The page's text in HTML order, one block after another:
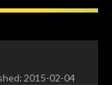
2015-02-04